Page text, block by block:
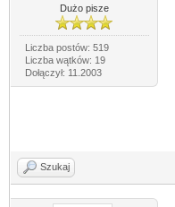
Dużo pisze
Liczba postów: 519
Liczba wątków: 19
Dołączył: 11.2003
Szukaj